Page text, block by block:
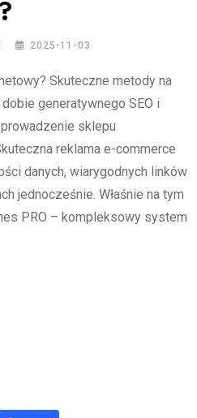
2025-11-03
Skuteczne metody na
generatywnego SEO i
sklepu
reklama e-commerce
danych, wiarygodnych linków
jednocześnie. Właśnie na tym
PRO – kompleksowy system